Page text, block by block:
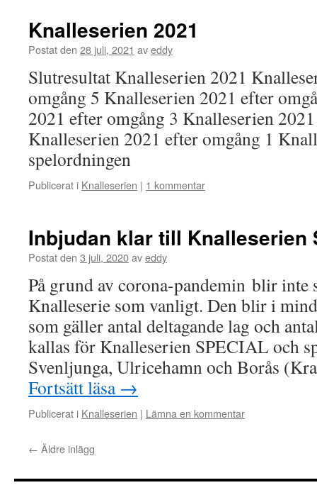
Knalleserien 2021
Postat den 28 juli, 2021 aveddy
Slutresultat Knalleserien 2021
omgång 5 Knalleserien 2021 efter
2021 efter omgång 3 Knalleserien
Knalleserien 2021 efter omgång 1
spelordningen
Publicerat i Knalleserien | 1 kommentar
Inbjudan klar till Knalleserien
Postat den 3 juli, 2020aveddy
På grund av corona-pandemin blir inte
Knalleserie som vanligt. Den blir i
som gäller antal deltagande lag och
kallas för Knalleserien SPECIAL och
Svenljunga, Ulricehamn och Borås
Fortsätt läsa →
Publicerat i Knalleserien | Lämna en kommentar
← Äldre inlägg